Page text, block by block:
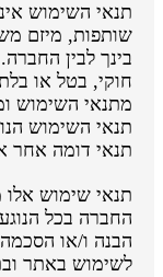
תנאי השימוש אינם
שותפות, מיזם
בינך לבין
חוקי, בטל או
מתנאי השימוש
תנאי השימוש
תנאי דומה אחר
תנאי שימוש אלו
החברה בכל הנוגע
הבנה ו/או הסכמה
לשימוש באתר